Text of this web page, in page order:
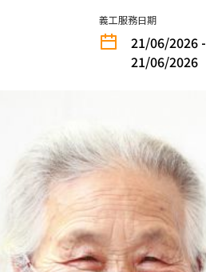
義工服務日期
21/06/2026 -
21/06/2026